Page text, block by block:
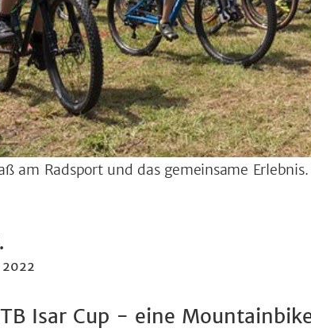
am Radsport und das gemeinsame Erlebnis.
2022
Isar Cup - eine